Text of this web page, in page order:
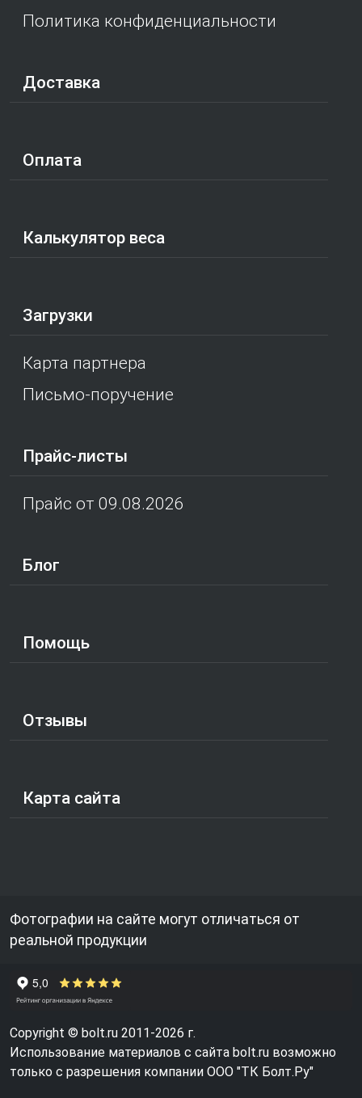
Политика конфиденциальности
Доставка
Оплата
Калькулятор веса
Загрузки
Карта партнера
Письмо-поручение
Прайс-листы
Прайс от 09.08.2026
Блог
Помощь
Отзывы
Карта сайта
Фотографии на сайте могут отличаться от
реальной продукции
Copyright © bolt.ru 2011-2026 г.
Использование материалов с сайта bolt.ru возможно
только с разрешения компании ООО "ТК Болт.Ру"